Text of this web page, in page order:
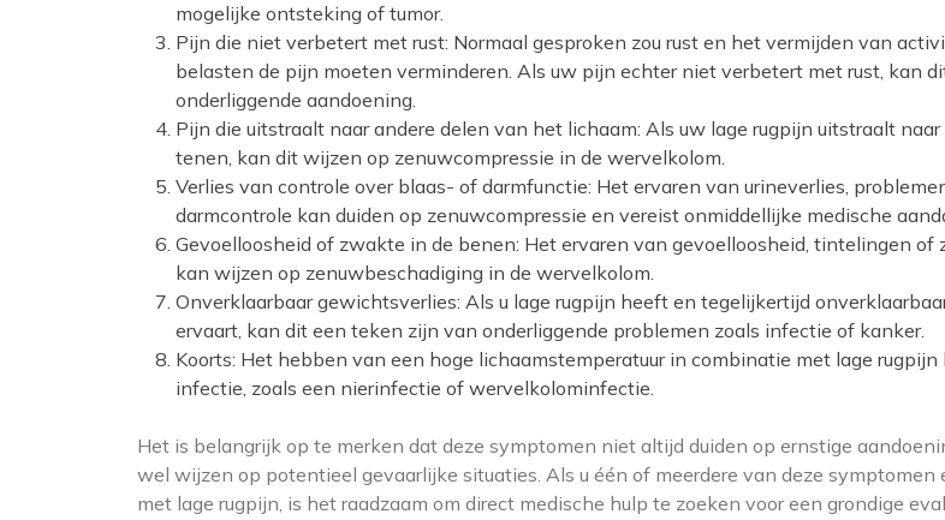
mogelijke ontsteking of tumor.
Pijn die niet verbetert met rust: Normaal gesproken zou rust en het vermijden van
belasten de pijn moeten verminderen. Als uw pijn echter niet verbetert met rust, kan
onderliggende aandoening.
Pijn die uitstraalt naar andere delen van het lichaam: Als uw lage rugpijn uitstraalt
tenen, kan dit wijzen op zenuwcompressie in de wervelkolom.
Verlies van controle over blaas- of darmfunctie: Het ervaren van urineverlies,
darmcontrole kan duiden op zenuwcompressie en vereist onmiddellijke medische
Gevoelloosheid of zwakte in de benen: Het ervaren van gevoelloosheid, tintelingen of
kan wijzen op zenuwbeschadiging in de wervelkolom.
Onverklaarbaar gewichtsverlies: Als u lage rugpijn heeft en tegelijkertijd
ervaart, kan dit een teken zijn van onderliggende problemen zoals infectie of kanker.
Koorts: Het hebben van een hoge lichaamstemperatuur in combinatie met lage
infectie, zoals een nierinfectie of wervelkolominfectie.
Het is belangrijk op te merken dat deze symptomen niet altijd duiden op ernstige
wel wijzen op potentieel gevaarlijke situaties. Als u één of meerdere van deze symptomen
met lage rugpijn, is het raadzaam om direct medische hulp te zoeken voor een grondige